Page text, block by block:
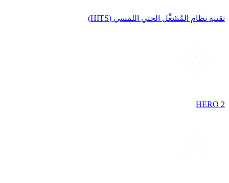
تقنية نظام المُشغِّل الحثي اللمسي (HITS)
HERO 2